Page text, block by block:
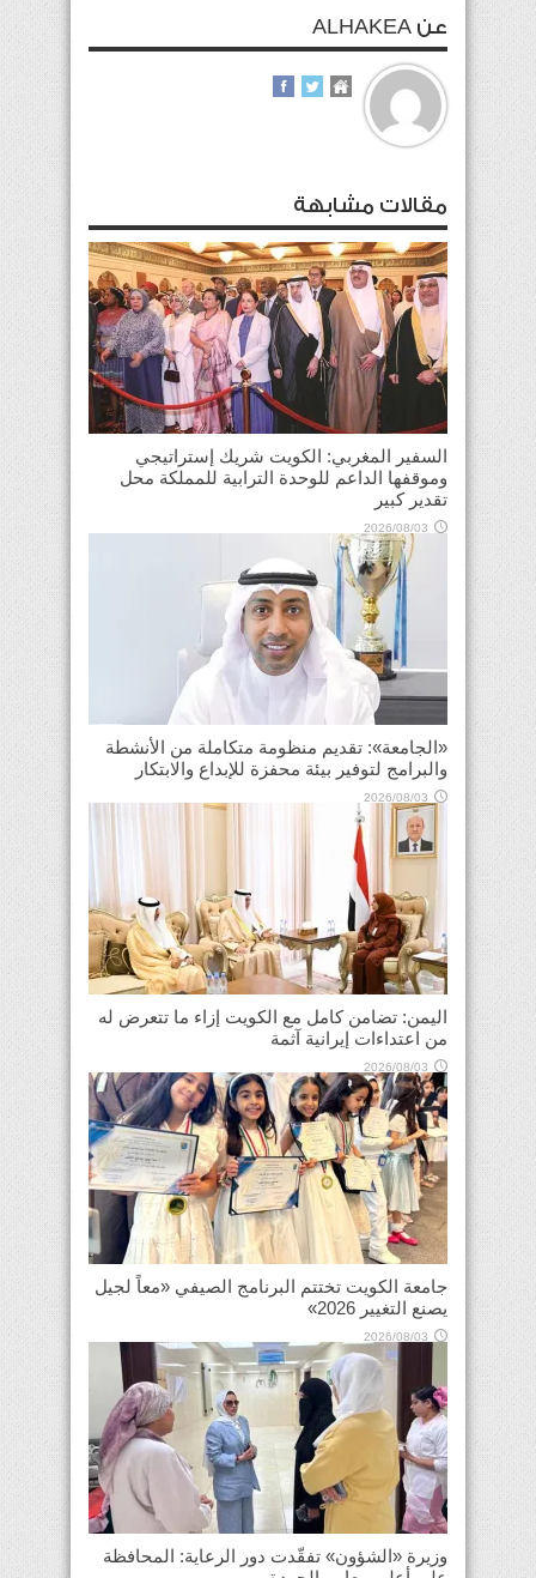
عن ALHAKEA
مقالات مشابهة
السفير المغربي: الكويت شريك إستراتيجي
وموقفها الداعم للوحدة الترابية للمملكة محل
تقدير كبير
2026/08/03
«الجامعة»: تقديم منظومة متكاملة من الأنشطة
والبرامج لتوفير بيئة محفزة للإبداع والابتكار
2026/08/03
اليمن: تضامن كامل مع الكويت إزاء ما تتعرض له
من اعتداءات إيرانية آثمة
2026/08/03
جامعة الكويت تختتم البرنامج الصيفي «معاً لجيل
يصنع التغيير 2026»
2026/08/03
وزيرة «الشؤون» تفقّدت دور الرعاية: المحافظة